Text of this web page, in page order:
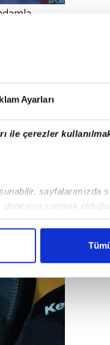
Ayarları
ile çerezler
sayfalarımızda
deneyimi sunmak
reklamların
hedefli reklamlar
kişilere ait
bilgi toplumu
ve kişiselleştirilmesi ve
dahilinde